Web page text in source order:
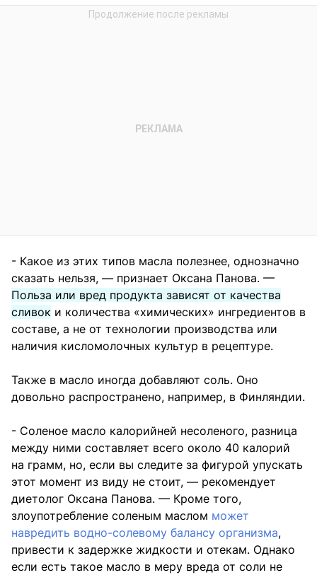
- Какое из этих типов масла полезнее, однозначно
сказать нельзя, — признает Оксана Панова. —
Польза или вред продукта зависят от качества
сливок и количества «химических» ингредиентов в
составе, а не от технологии производства или
наличия кисломолочных культур в рецептуре.
Также в масло иногда добавляют соль. Оно
довольно распространено, например, в Финляндии.
- Соленое масло калорийней несоленого, разница
между ними составляет всего около 40 калорий
на грамм, но, если вы следите за фигурой упускать
этот момент из виду не стоит, — рекомендует
диетолог Оксана Панова. — Кроме того,
злоупотребление соленым маслом может
навредить водно-солевому балансу организма,
привести к задержке жидкости и отекам. Однако
если есть такое масло в меру вреда от соли не